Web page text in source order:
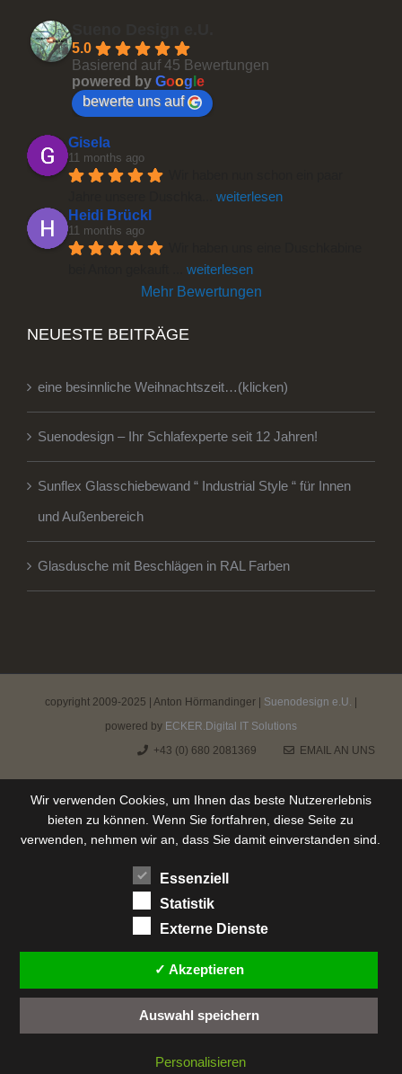
5.0
Basierend auf 45 Bewertungen
powered by Goog e
bewerte uns auf
Gisela
11 months ago
weiterlesen
Heidi Brückl
11 months ago
weiterlesen
Mehr Bewertungen
NEUESTE BEITRÄGE
eine besinnliche Weihnachtszeit…(klicken)
Suenodesign – Ihr Schlafexperte seit 12 Jahren!
Sunflex Glasschiebewand “ Industrial Style “ für Innen
und Außenbereich
Glasdusche mit Beschlägen in RAL Farben
copyright 2009-2025 | Anton Hörmandinger | Suenodesign e.U.
powered by ECKER.Digital IT Solutions
+43 (0) 680 2081369
EMAIL AN UNS
Wir verwenden Cookies, um Ihnen das beste Nutzererlebnis
bieten zu können. Wenn Sie fortfahren, diese Seite zu
verwenden, nehmen wir an, dass Sie damit einverstanden sind.
Essenziell
Statistik
Externe Dienste
✓ Akzeptieren
Auswahl speichern
Personalisieren